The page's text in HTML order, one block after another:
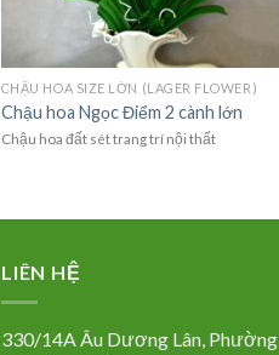
CHẬU HOA SIZE LỚN (LAGER FLOWER)
Chậu hoa Ngọc Điểm 2 cành lớn
Chậu hoa đất sét trang trí nội thất
LIÊN HỆ
330/14A Âu Dương Lân, Phường